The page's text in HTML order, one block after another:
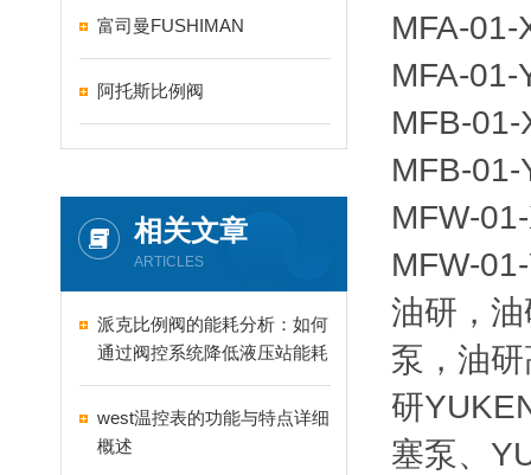
富司曼FUSHIMAN
阿托斯比例阀
相关文章
ARTICLES
派克比例阀的能耗分析：如何
通过阀控系统降低液压站能耗
west温控表的功能与特点详细
概述
MFA-
MFA-
MFB-
MFB-
MFW-
MFW-
油研，
泵，油
研
塞泵、